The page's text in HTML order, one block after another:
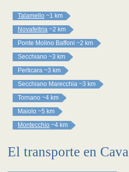
Talamello ~1 km
Novafeltria ~2 km
Ponte Molino Baffoni ~2 km
Secchiano ~3 km
Perticara ~3 km
Secchiano Marecchia ~3 km
Tornano ~4 km
Maiolo ~5 km
Montecchio ~4 km
El transporte en Cava